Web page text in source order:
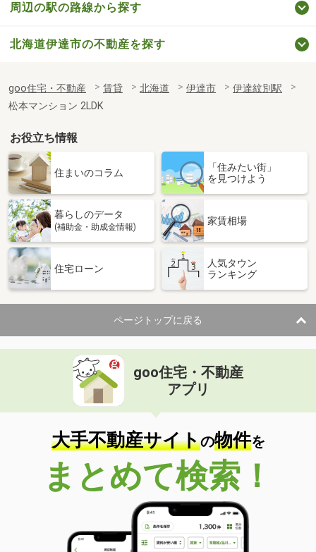
周辺の駅の路線から探す
北海道伊達市の不動産を探す
goo住宅・不動産 賃貸 北海道 伊達市
伊達紋別駅
松本マンション 2LDK
お役立ち情報
住まいのコラム
「住みたい街」
を見つけよう
暮らしのデータ
(補助金・助成金情報)
家賃相場
住宅ローン
人気タウン
ランキング
ページトップに戻る
goo住宅・不動産
アプリ
大手不動産サイトの物件を
まとめて検索！